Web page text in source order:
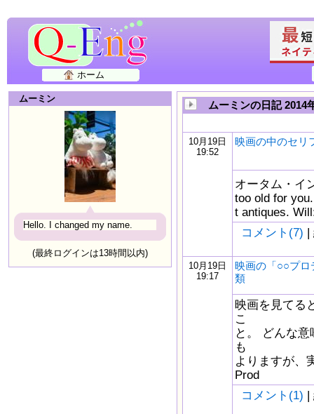
ホーム
ムーミン
Hello. I changed my name.
(最終ログインは13時間以内)
ムーミンの日記 2014
10月19日
19:52
映画の中のセリ
オータム・イ
too old for
t antiques.
コメント(7) |
10月19日
19:17
映画の「○○プロ
類
映画を見てる
こ
と。 どんな
も
よりますが、
Prod
コメント(1) |